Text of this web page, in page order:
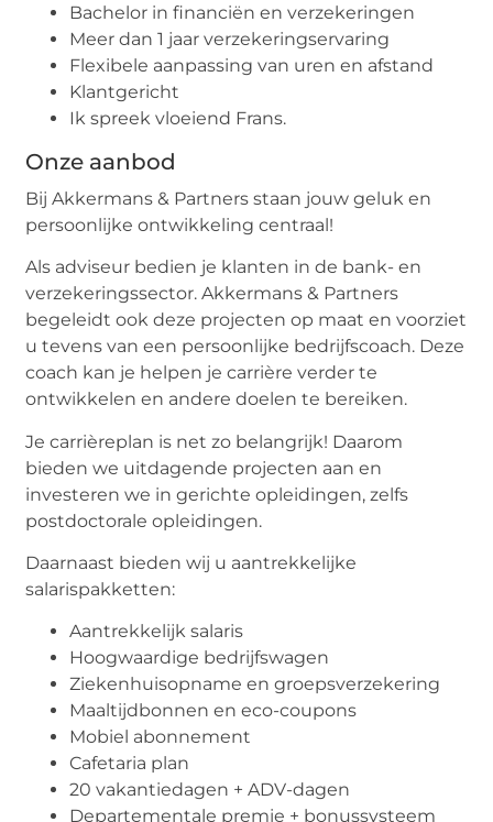
Bachelor in financiën en verzekeringen
Meer dan 1 jaar verzekeringservaring
Flexibele aanpassing van uren en afstand
Klantgericht
Ik spreek vloeiend Frans.
Onze aanbod
Bij Akkermans & Partners staan ​​jouw geluk en
persoonlijke ontwikkeling centraal!
Als adviseur bedien je klanten in de bank- en
verzekeringssector. Akkermans & Partners
begeleidt ook deze projecten op maat en voorziet
u tevens van een persoonlijke bedrijfscoach. Deze
coach kan je helpen je carrière verder te
ontwikkelen en andere doelen te bereiken.
Je carrièreplan is net zo belangrijk! Daarom
bieden we uitdagende projecten aan en
investeren we in gerichte opleidingen, zelfs
postdoctorale opleidingen.
Daarnaast bieden wij u aantrekkelijke
salarispakketten:
Aantrekkelijk salaris
Hoogwaardige bedrijfswagen
Ziekenhuisopname en groepsverzekering
Maaltijdbonnen en eco-coupons
Mobiel abonnement
Cafetaria plan
20 vakantiedagen + ADV-dagen
Departementale premie + bonussysteem